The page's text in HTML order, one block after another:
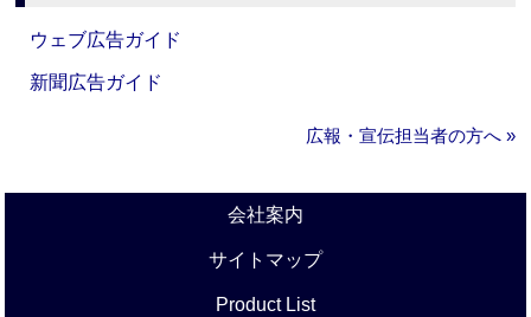
ウェブ広告ガイド
新聞広告ガイド
広報・宣伝担当者の方へ »
会社案内
サイトマップ
Product List